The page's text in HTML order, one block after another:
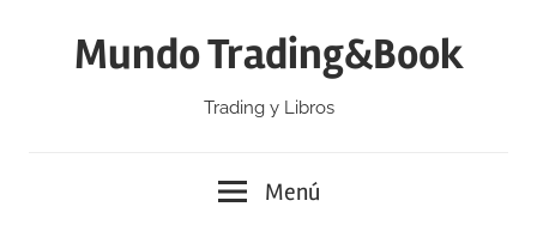
Mundo Trading&Book
Trading y Libros
Menú